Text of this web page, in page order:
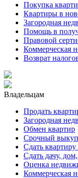
Покупка
Квартиры в
Загородная
Помощь в
Правовой
Коммерческая
Возврат
Владельцам
Продать
Загородная
Обмен квартир
Срочный выкуп
Сдать
Сдать дачу,
Оценка
Коммерческая